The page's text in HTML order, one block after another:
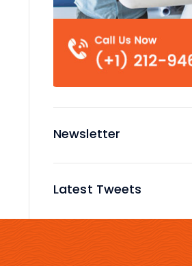
Newsletter
Latest Tweets
No tweets available or bad